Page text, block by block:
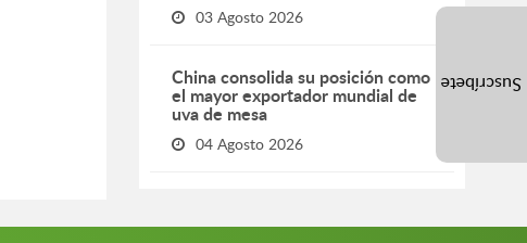
03 Agosto 2026
China consolida su posición como
el mayor exportador mundial de
uva de mesa
04 Agosto 2026
Suscríbete